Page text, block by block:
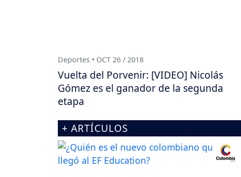
Deportes • OCT 26 / 2018
Vuelta del Porvenir: [VIDEO] Nicolás
Gómez es el ganador de la segunda
etapa
+ ARTÍCULOS